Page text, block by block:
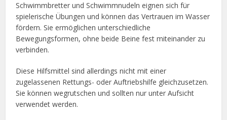
Schwimmbretter und Schwimmnudeln eignen sich für
spielerische Übungen und können das Vertrauen im Wasser
fördern. Sie ermöglichen unterschiedliche
Bewegungsformen, ohne beide Beine fest miteinander zu
verbinden.
Diese Hilfsmittel sind allerdings nicht mit einer
zugelassenen Rettungs- oder Auftriebshilfe gleichzusetzen.
Sie können wegrutschen und sollten nur unter Aufsicht
verwendet werden.